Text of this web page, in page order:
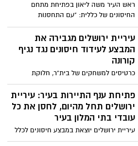
ובמקצועיות.
ראש העיר משה ליאון בפתיחת מתחם
החיסונים של כללית: "עם התחסנות
משמעותית של התושבים נוכל לחזור לשגרה" •
מנהל מחוז ירושלים בכללית: בזכות שיתוף
הפעולה עם העירייה אנו מובילים את אחוזי
עיריית ירושלים מגבירה את
המבצע לעידוד חיסונים נגד נגיף
קורונה
כרטיסים למשחקים של בית"ר, חלוקת
טאבלטים, שיחות עם רבנים וכרטיסים
להופעות בקיץ הקרוב: המהלכים החדשים
בעיריית ירושלים לעידוד הציבור לצאת
ולהתחסן נגד הקורונה. ליאון: "עיריית ירושלים
פועלת ביצירתיות על מנת לעודד את תושבי
העיר לצאת ולהתחסן
פתיחת ענף התיירות בעיר: עיריית
ירושלים תחל מהיום, לחסן את כל
עובדי בתי המלון בעיר
עיריית ירושלים יוצאת במבצע חיסונים לכלל
עובדי בתי המלון בירושלים. ראש העיר ליאון: